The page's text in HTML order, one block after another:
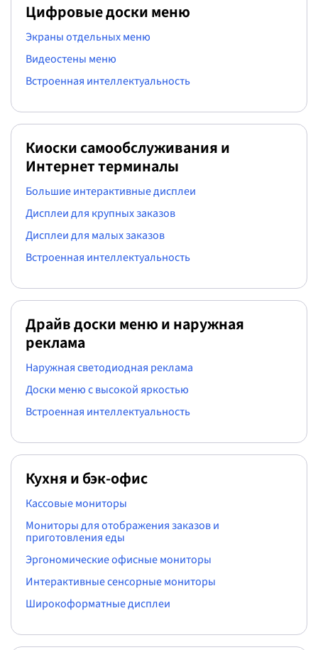
Цифровые доски меню
Экраны отдельных меню
Видеостены меню
Встроенная интеллектуальность
Киоски самообслуживания и
Интернет терминалы
Большие интерактивные дисплеи
Дисплеи для крупных заказов
Дисплеи для малых заказов
Встроенная интеллектуальность
Драйв доски меню и наружная
реклама
Наружная светодиодная реклама
Доски меню с высокой яркостью
Встроенная интеллектуальность
Кухня и бэк-офис
Кассовые мониторы
Мониторы для отображения заказов и
приготовления еды
Эргономические офисные мониторы
Интерактивные сенсорные мониторы
Широкоформатные дисплеи